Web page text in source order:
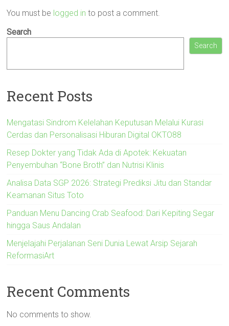
You must be logged in to post a comment.
Search
Search
Recent Posts
Mengatasi Sindrom Kelelahan Keputusan Melalui Kurasi
Cerdas dan Personalisasi Hiburan Digital OKTO88
Resep Dokter yang Tidak Ada di Apotek: Kekuatan
Penyembuhan “Bone Broth” dan Nutrisi Klinis
Analisa Data SGP 2026: Strategi Prediksi Jitu dan Standar
Keamanan Situs Toto
Panduan Menu Dancing Crab Seafood: Dari Kepiting Segar
hingga Saus Andalan
Menjelajahi Perjalanan Seni Dunia Lewat Arsip Sejarah
ReformasiArt
Recent Comments
No comments to show.